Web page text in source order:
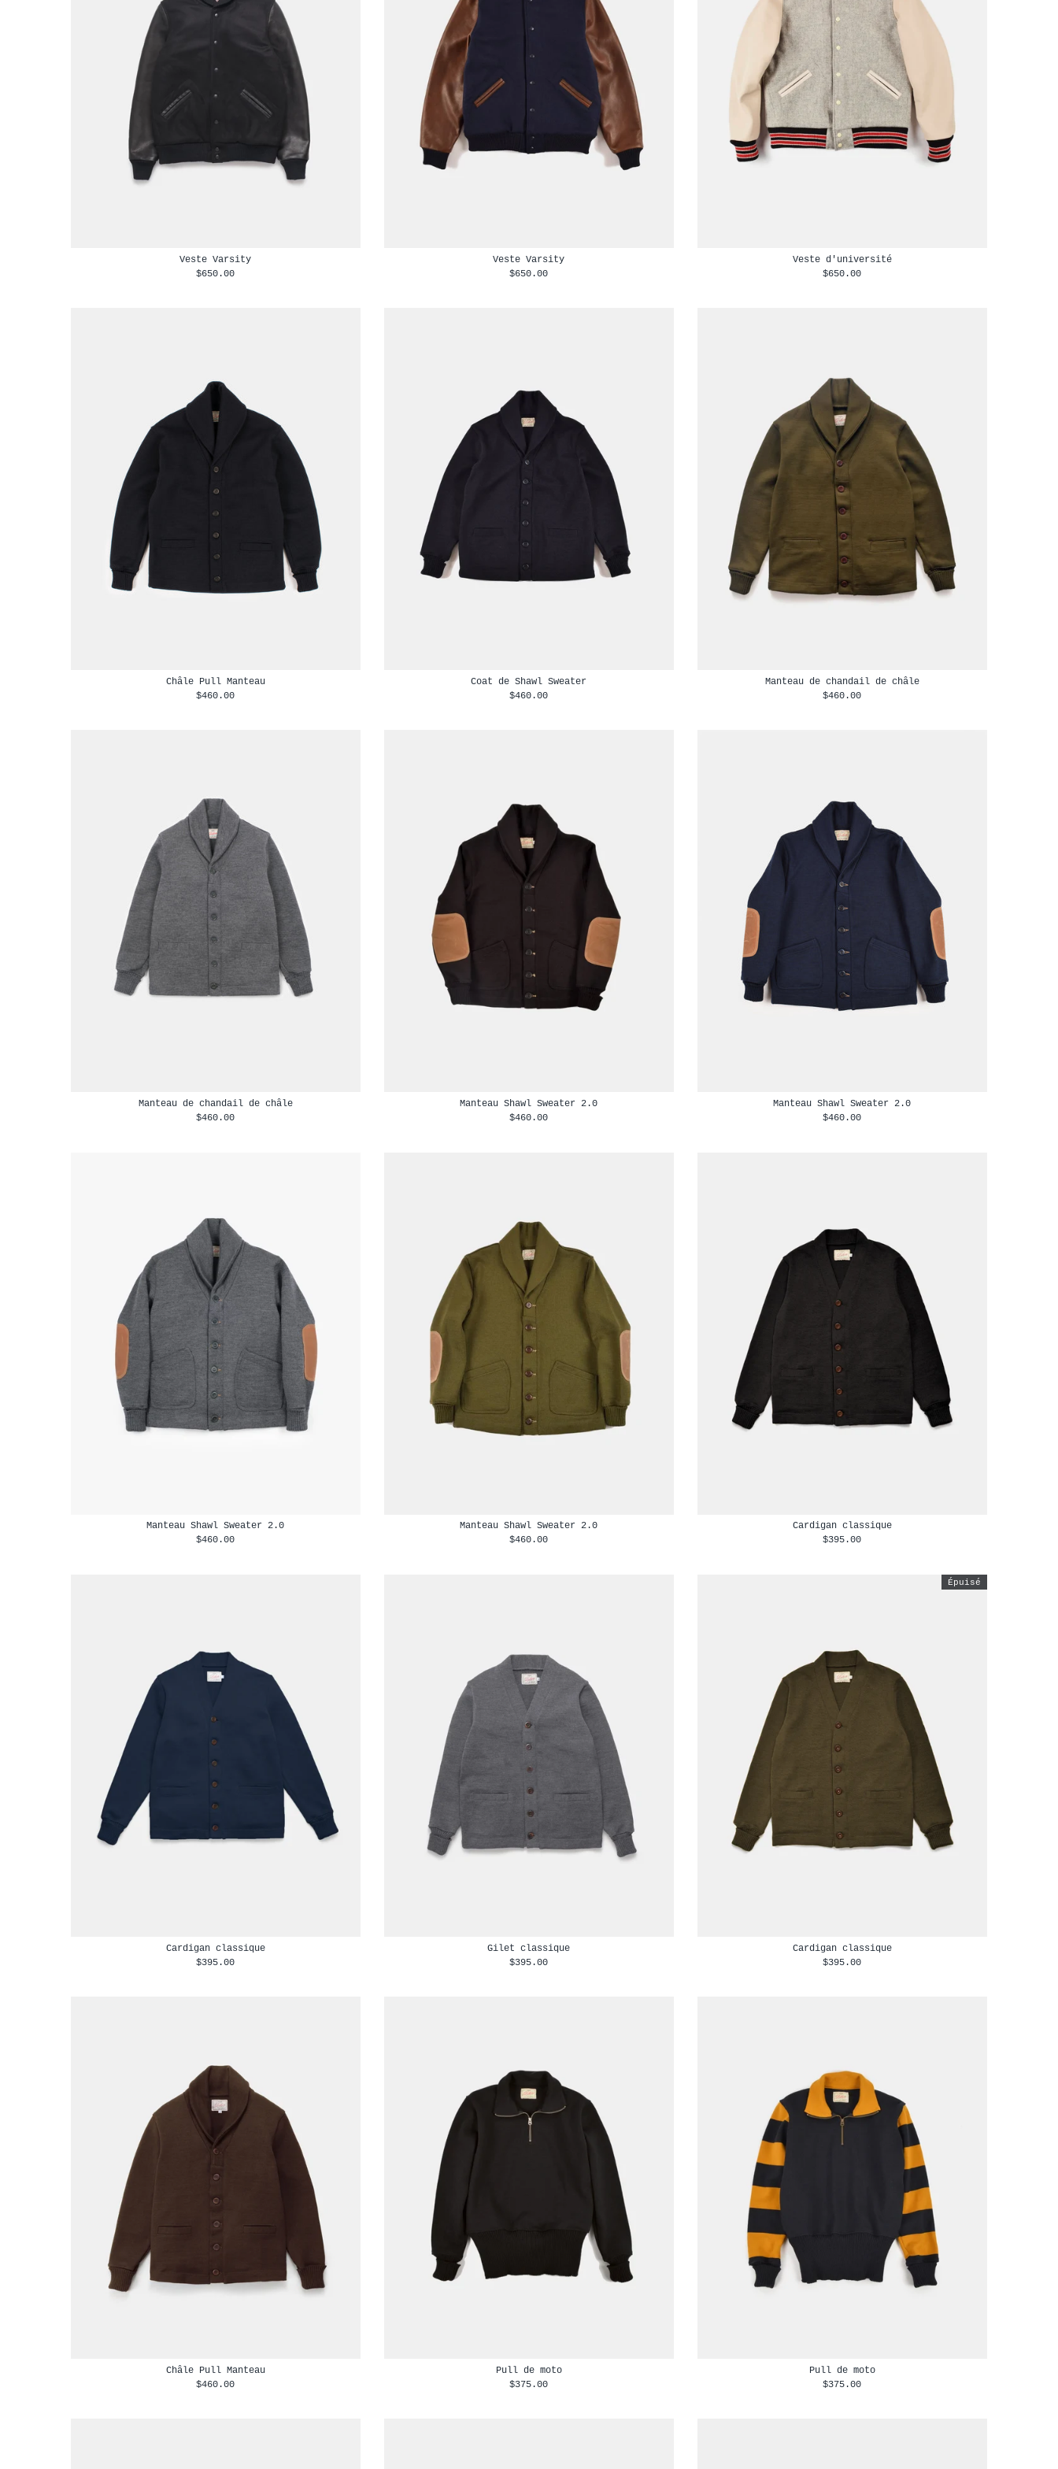
Veste Varsity
$650.00
Veste Varsity
$650.00
Veste d'université
$650.00
Châle Pull Manteau
$460.00
Coat de Shawl Sweater
$460.00
Manteau de chandail de châle
$460.00
Manteau de chandail de châle
$460.00
Manteau Shawl Sweater 2.0
$460.00
Manteau Shawl Sweater 2.0
$460.00
Manteau Shawl Sweater 2.0
$460.00
Manteau Shawl Sweater 2.0
$460.00
Cardigan classique
$395.00
Cardigan classique
$395.00
Gilet classique
$395.00
Cardigan classique
$395.00
Épuisé
Châle Pull Manteau
$460.00
Pull de moto
$375.00
Pull de moto
$375.00